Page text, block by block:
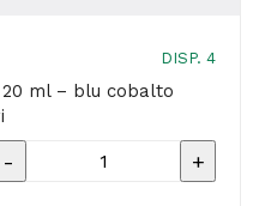
DISP. 4
ml – blu cobalto
Colore